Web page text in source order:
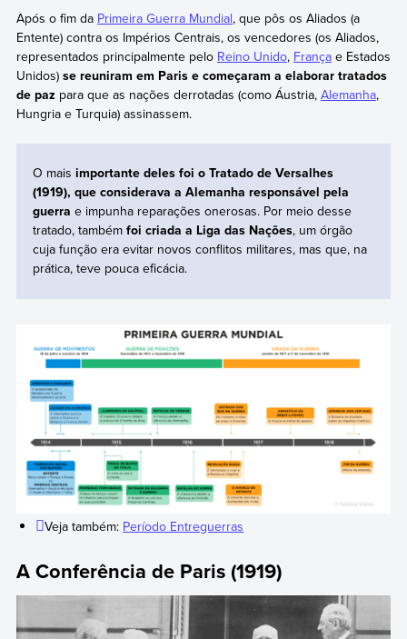
Após o fim da Primeira Guerra Mundial, que pôs os Aliados (a
Entente) contra os Impérios Centrais, os vencedores (os Aliados,
representados principalmente pelo Reino Unido, Françae Estados
Unidos) se reuniram em Paris e começaram a elaborar tratados
de paz para que as nações derrotadas (como Áustria, Alemanha,
Hungria e Turquia) assinassem.
O mais importante deles foi o Tratado de Versalhes
(1919), que considerava a Alemanha responsável pela
guerra e impunha reparações onerosas. Por meio desse
tratado, tambémfoi criada a Liga das Nações, um órgão
cuja função era evitar novos conflitos militares, mas que, na
prática, teve pouca eficácia.
Veja também: Período Entreguerras
A Conferência de Paris (1919)